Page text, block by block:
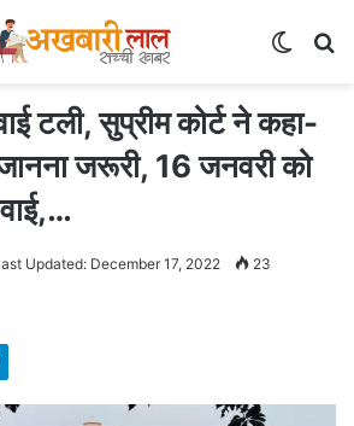
टली, सुप्रीम कोर्ट ने कहा-
जरूरी, 16 जनवरी को
Updated: December 17, 2022 23